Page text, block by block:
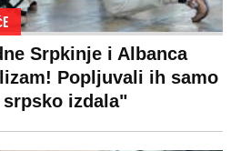
Srpkinje i Albanca
Popljuvali ih samo
izdala"